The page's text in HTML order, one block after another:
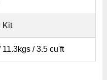
Kit
11.3kgs / 3.5 cu'ft